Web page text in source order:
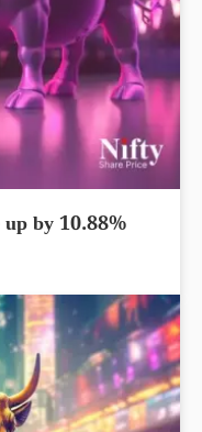
by 10.88%